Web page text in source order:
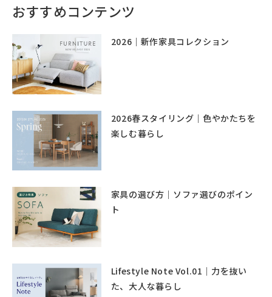
おすすめコンテンツ
2026｜新作家具コレクション
2026春スタイリング｜色やかたちを
楽しむ暮らし
家具の選び方｜ソファ選びのポイン
ト
Lifestyle Note Vol.01｜力を抜い
た、大人な暮らし